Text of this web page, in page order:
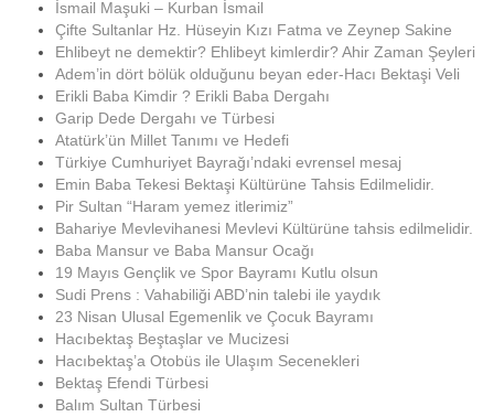
İsmail Maşuki – Kurban İsmail
Çifte Sultanlar Hz. Hüseyin Kızı Fatma ve Zeynep Sakine
Ehlibeyt ne demektir? Ehlibeyt kimlerdir? Ahir Zaman Şeyleri
Adem’in dört bölük olduğunu beyan eder-Hacı Bektaşi Veli
Erikli Baba Kimdir ? Erikli Baba Dergahı
Garip Dede Dergahı ve Türbesi
Atatürk’ün Millet Tanımı ve Hedefi
Türkiye Cumhuriyet Bayrağı’ndaki evrensel mesaj
Emin Baba Tekesi Bektaşi Kültürüne Tahsis Edilmelidir.
Pir Sultan “Haram yemez itlerimiz”
Bahariye Mevlevihanesi Mevlevi Kültürüne tahsis edilmelidir.
Baba Mansur ve Baba Mansur Ocağı
19 Mayıs Gençlik ve Spor Bayramı Kutlu olsun
Sudi Prens : Vahabiliği ABD’nin talebi ile yaydık
23 Nisan Ulusal Egemenlik ve Çocuk Bayramı
Hacıbektaş Beştaşlar ve Mucizesi
Hacıbektaş’a Otobüs ile Ulaşım Secenekleri
Bektaş Efendi Türbesi
Balım Sultan Türbesi